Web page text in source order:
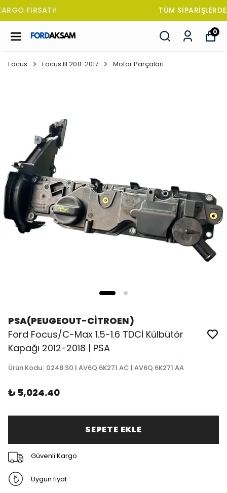
TÜM SİPARİŞLERDE OTO KOKUSU HEDİYE!
0
Focus Focus III 2011-2017 Motor Parçaları
PSA(PEUGEOUT-CİTROEN)
Ford Focus/C-Max 1.5-1.6 TDCİ Külbütör
Kapağı 2012-2018 | PSA
Ürün Kodu: 0248.S0 | AV6Q 6K271 AC | AV6Q 6K271 AA
₺ 5,024.40
SEPETE EKLE
Güvenli Kargo
Uygun fiyat